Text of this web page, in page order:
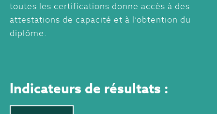
toutes les certifications donne accès à des
attestations de capacité et à l’obtention du
diplôme.
Indicateurs de résultats :